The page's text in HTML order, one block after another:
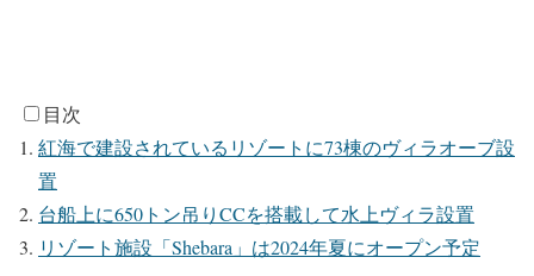
目次
紅海で建設されているリゾートに73棟のヴィラオーブ設
置
台船上に650トン吊りCCを搭載して水上ヴィラ設置
リゾート施設「Shebara」は2024年夏にオープン予定